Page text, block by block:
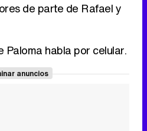
de parte de Rafael y
Paloma habla por celular.
anuncios